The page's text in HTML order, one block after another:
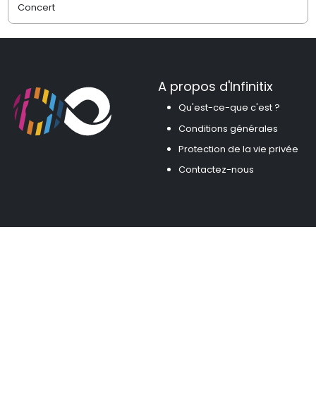
Concert
A propos d'Infinitix
Qu'est-ce-que c'est ?
Conditions générales
Protection de la vie privée
Contactez-nous